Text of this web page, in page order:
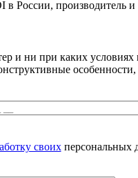
производитель и
ни при каких
своихперсональных